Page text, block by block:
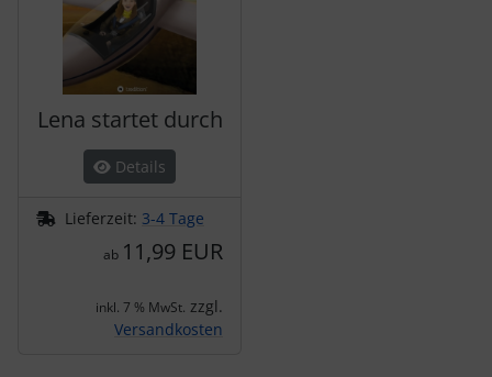
Lena startet durch
Details
Lieferzeit: 3-4 Tage
ab 11,99 EUR
inkl. 7 % MwSt. zzgl.
Versandkosten